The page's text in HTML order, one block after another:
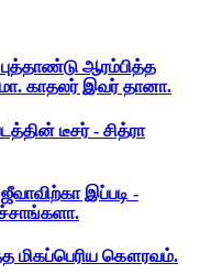
ஆரம்பித்த
காதலர் இவர் தானா.
டீசர் - சித்ரா
இப்படி -
மிகப்பெரிய கௌரவம்.